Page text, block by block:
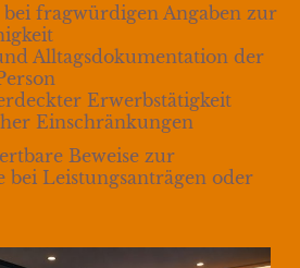
fragwürdigen Angaben zur
Alltagsdokumentation der
Erwerbstätigkeit
Einschränkungen
Beweise zur
bei Leistungsanträgen oder